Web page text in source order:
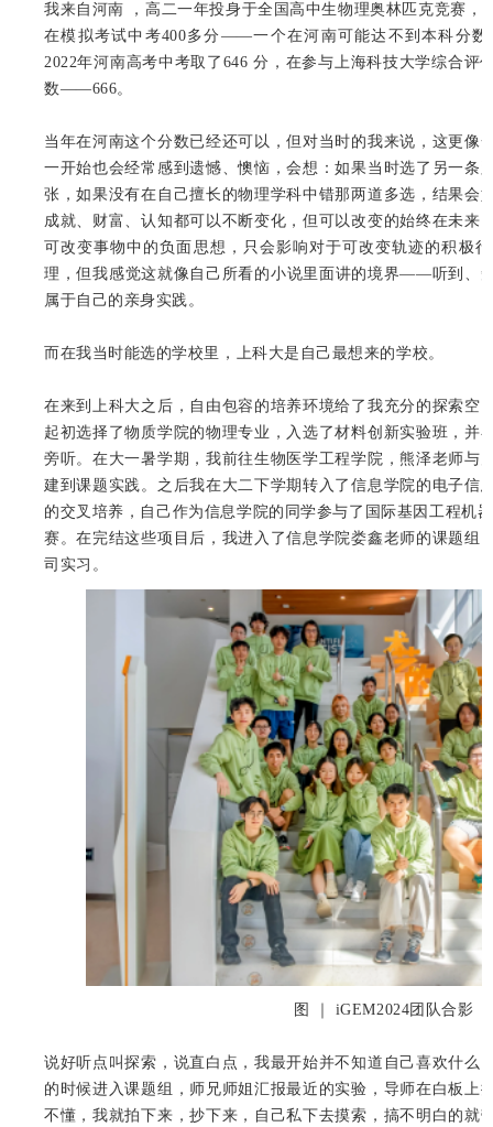
我来自河南 ，高二一年投身于全国高中生物理奥林匹克竞赛，
在模拟考试中考400多分——一个在河南可能达不到本科分数
2022年河南高考中考取了646 分，在参与上海科技大学综合评
数——666。
当年在河南这个分数已经还可以，但对当时的我来说，这更像
一开始也会经常感到遗憾、懊恼，会想：如果当时选了另一条
张，如果没有在自己擅长的物理学科中错那两道多选，结果会
成就、财富、认知都可以不断变化，但可以改变的始终在未来
可改变事物中的负面思想，只会影响对于可改变轨迹的积极
理，但我感觉这就像自己所看的小说里面讲的境界——听到、
属于自己的亲身实践。
而在我当时能选的学校里，上科大是自己最想来的学校。
在来到上科大之后，自由包容的培养环境给了我充分的探索空
起初选择了物质学院的物理专业，入选了材料创新实验班，并
旁听。在大一暑学期，我前往生物医学工程学院，熊泽老师与
建到课题实践。之后我在大二下学期转入了信息学院的电子信
的交叉培养，自己作为信息学院的同学参与了国际基因工程机
赛。在完结这些项目后，我进入了信息学院娄鑫老师的课题组
司实习。
图 ｜ iGEM2024团队合影
说好听点叫探索，说直白点，我最开始并不知道自己喜欢什么
的时候进入课题组，师兄师姐汇报最近的实验，导师在白板上
不懂，我就拍下来，抄下来，自己私下去摸索，搞不明白的就